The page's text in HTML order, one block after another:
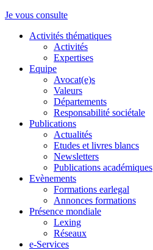
Je vous consulte
Activités thématiques
Activités
Expertises
Equipe
Avocat(e)s
Valeurs
Départements
Responsabilité sociétale
Publications
Actualités
Etudes et livres blancs
Newsletters
Publications académiques
Evènements
Formations earlegal
Annonces formations
Présence mondiale
Lexing
Réseaux
e-Services